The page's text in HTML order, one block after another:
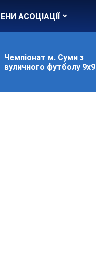
АСОЦІАЦІЇ
Чемпіонат м. Суми з
вуличного футболу 9х9